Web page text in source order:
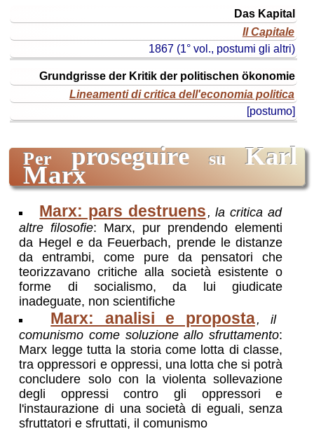
Das Kapital
Il Capitale
1867 (1° vol., postumi gli altri)
Grundgrisse der Kritik der politischen ökonomie
Lineamenti di critica dell'economia politica
[postumo]
perproseguiresuKarl
Marx
Marx: pars destruens , la critica ad
altre filosofie: Marx, pur prendendo elementi
da Hegel e da Feuerbach, prende le distanze
da entrambi, come pure da pensatori che
teorizzavano critiche alla società esistente o
forme di socialismo, da lui giudicate
inadeguate, non scientifiche
Marx: analisi e proposta, il
comunismo come soluzione allo sfruttamento:
Marx legge tutta la storia come lotta di classe,
tra oppressori e oppressi, una lotta che si potrà
concludere solo con la violenta sollevazione
degli oppressi contro gli oppressori e
l'instaurazione di una società di eguali, senza
sfruttatori e sfruttati, il comunismo